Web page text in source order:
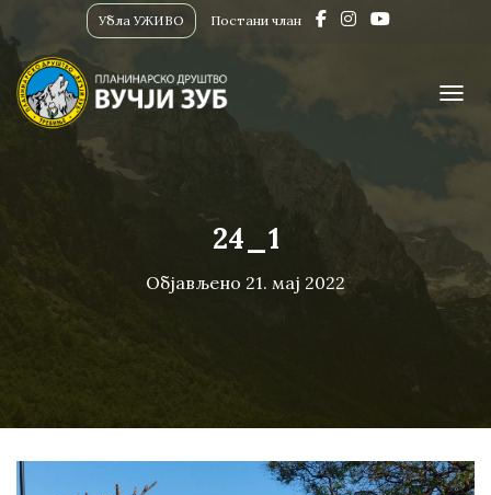
Убла УЖИВО Постани члан
24_1
Објављено 21. мај 2022